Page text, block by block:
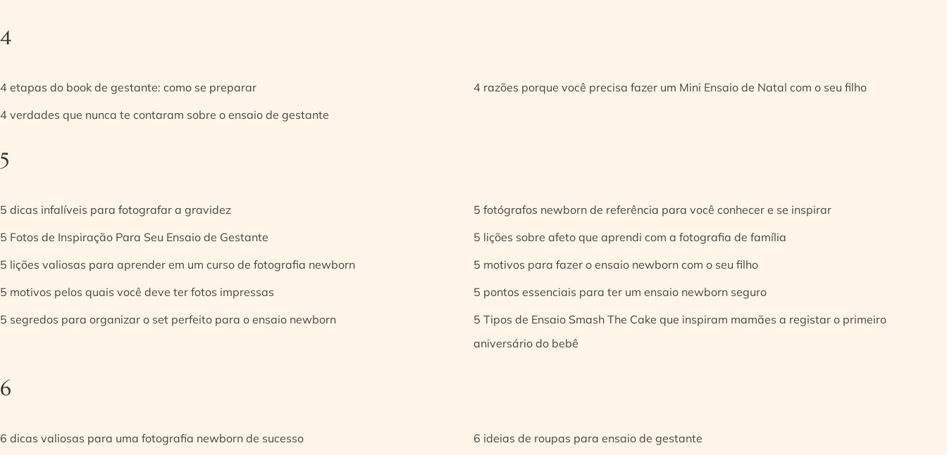
4
4 etapas do book de gestante: como se preparar
4 razões porque você precisa fazer um Mini Ensaio de Natal com o seu filho
4 verdades que nunca te contaram sobre o ensaio de gestante
5
5 dicas infalíveis para fotografar a gravidez
5 fotógrafos newborn de referência para você conhecer e se inspirar
5 Fotos de Inspiração Para Seu Ensaio de Gestante
5 lições sobre afeto que aprendi com a fotografia de família
5 lições valiosas para aprender em um curso de fotografia newborn
5 motivos para fazer o ensaio newborn com o seu filho
5 motivos pelos quais você deve ter fotos impressas
5 pontos essenciais para ter um ensaio newborn seguro
5 segredos para organizar o set perfeito para o ensaio newborn
5 Tipos de Ensaio Smash The Cake que inspiram mamães a registar o primeiro
aniversário do bebê
6
6 dicas valiosas para uma fotografia newborn de sucesso
6 ideias de roupas para ensaio de gestante